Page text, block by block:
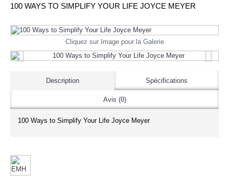
100 WAYS TO SIMPLIFY YOUR LIFE JOYCE MEYER
Cliquez sur Image pour la Galerie
Description Spécifications
Avis (0)
100 Ways to Simplify Your Life Joyce Meyer